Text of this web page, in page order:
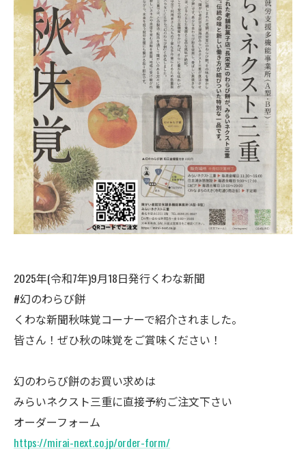
2025年(令和7年)9月18日発行くわな新聞
#幻のわらび餅
くわな新聞秋味覚コーナーで紹介されました。
皆さん！ぜひ秋の味覚をご賞味ください！
幻のわらび餅のお買い求めは
みらいネクスト三重に直接予約ご注文下さい
オーダーフォーム
https://mirai-next.co.jp/order-form/